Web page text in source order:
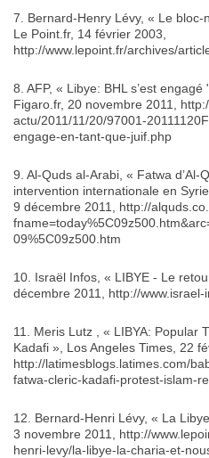
7. Bernard-Henry Lévy, « Le bloc-
Le Point.fr, 14 février 2003,
http://www.lepoint.fr/archives/
8. AFP, « Libye: BHL s’est
Figaro.fr, 20 novembre 2011,
actu/2011/11/20/97001-
engage-en-tant-que-juif.php
9. Al-Quds al-Arabi, « Fatwa d’Al-
intervention internationale en
9 décembre 2011, http://
09%5C09z500.htm
10. Israël Infos, « LIBYE - Le
décembre 2011, http://
11. Meris Lutz , « LIBYA: Popular
Kadafi », Los Angeles Times, 22
http://latimesblogs.latimes.com/
fatwa-cleric-kadafi-protest-islam-
12. Bernard-Henri Lévy, « La
3 novembre 2011, http://
henri-levy/la-libye-la-charia-et-